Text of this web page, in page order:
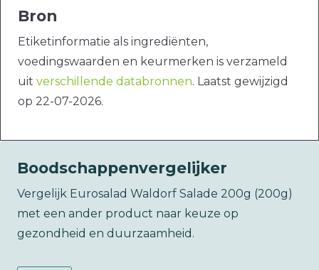
Bron
Etiketinformatie als ingrediënten,
voedingswaarden en keurmerken is verzameld
uit verschillende databronnen. Laatst gewijzigd
op 22-07-2026.
Boodschappenvergelijker
Vergelijk Eurosalad Waldorf Salade 200g (200g)
met een ander product naar keuze op
gezondheid en duurzaamheid.